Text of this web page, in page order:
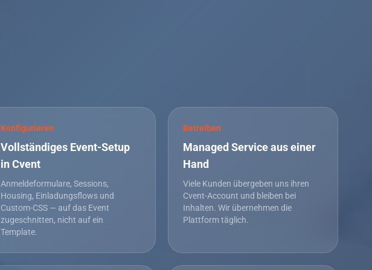
Konfigurieren
Vollständiges Event-Setup
in Cvent
Anmeldeformulare, Sessions,
Housing, Einladungsflows und
Custom-CSS — auf das Event
zugeschnitten, nicht auf ein
Template.
Betreiben
Managed Service aus einer
Hand
Viele Kunden übergeben uns ihren
Cvent-Account und bleiben bei
Inhalten. Wir übernehmen die
Plattform täglich.